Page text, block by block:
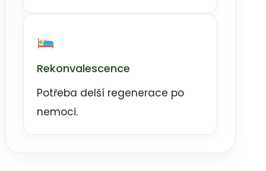
Rekonvalescence
Potřeba delší regenerace po
nemoci.